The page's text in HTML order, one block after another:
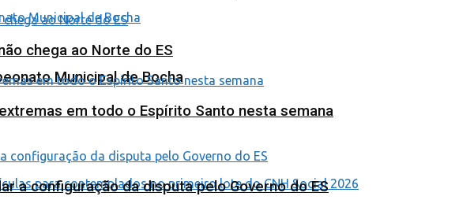
Municipal de Bocha
chega ao Norte do ES
em todo o Espírito Santo nesta semana
a configuração da disputa pelo Governo do ES